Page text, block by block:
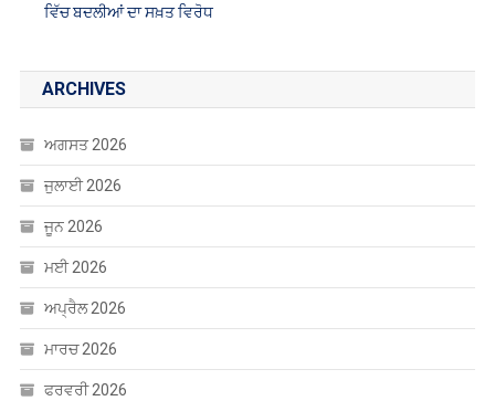
ਵਿੱਚ ਬਦਲੀਆਂ ਦਾ ਸਖ਼ਤ ਵਿਰੋਧ
ARCHIVES
ਅਗਸਤ 2026
ਜੁਲਾਈ 2026
ਜੂਨ 2026
ਮਈ 2026
ਅਪ੍ਰੈਲ 2026
ਮਾਰਚ 2026
ਫਰਵਰੀ 2026